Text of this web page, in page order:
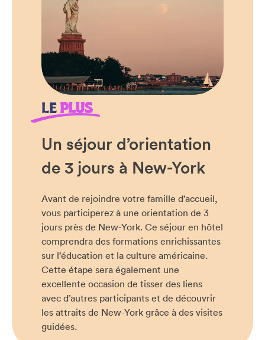
LE PLUS
Un séjour d’orientation
de 3 jours à New-York
Avant de rejoindre votre famille d’accueil,
vous participerez à une orientation de 3
jours près de New-York. Ce séjour en hôtel
comprendra des formations enrichissantes
sur l’éducation et la culture américaine.
Cette étape sera également une
excellente occasion de tisser des liens
avec d’autres participants et de découvrir
les attraits de New-York grâce à des visites
guidées.